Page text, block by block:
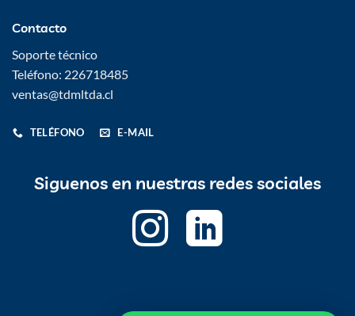
Contacto
Soporte técnico
Teléfono: 226718485
ventas@tdmltda.cl
TELÉFONO E-MAIL
Siguenos en nuestras redes sociales